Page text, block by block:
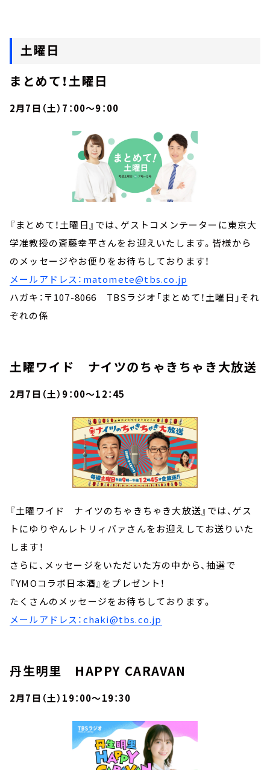
土曜日
まとめて！土曜日
2月7日（土）7：00～9：00
『まとめて！土曜日』では、ゲストコメンテーターに東京大
学准教授の斎藤幸平さんをお迎えいたします。皆様から
のメッセージやお便りをお待ちしております！
メールアドレス：matomete@tbs.co.jp
ハガキ：〒107-8066 TBSラジオ「まとめて！土曜日」それ
ぞれの係
土曜ワイド ナイツのちゃきちゃき大放送
2月7日（土）9：00～12：45
『土曜ワイド ナイツのちゃきちゃき大放送』では、ゲス
トにゆりやんレトリィバァさんをお迎えしてお送りいた
します！
さらに、メッセージをいただいた方の中から、抽選で
『YMOコラボ日本酒』をプレゼント！
たくさんのメッセージをお待ちしております。
メールアドレス：chaki@tbs.co.jp
丹生明里 HAPPY CARAVAN
2月7日（土）19：00～19：30